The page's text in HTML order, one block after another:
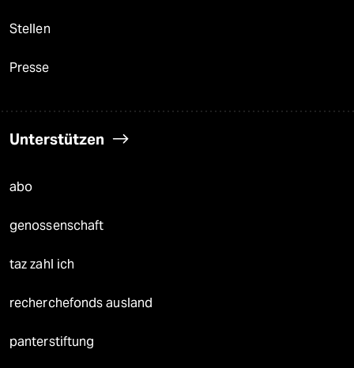
Stellen
Presse
Unterstützen
abo
genossenschaft
taz zahl ich
recherchefonds ausland
panterstiftung